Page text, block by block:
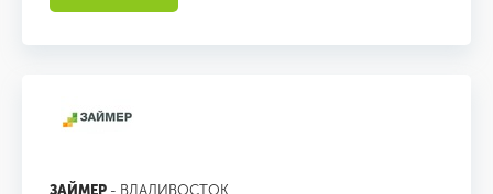
ЗАЙМЕР - ВЛАДИВОСТОК